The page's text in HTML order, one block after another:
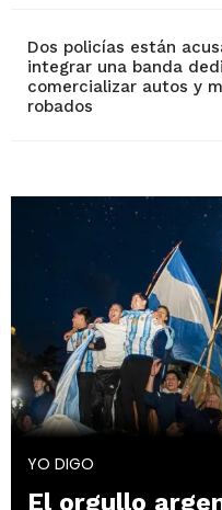
Dos policías están
integrar una banda
comercializar autos y
robados
YO DIGO
El orgullo